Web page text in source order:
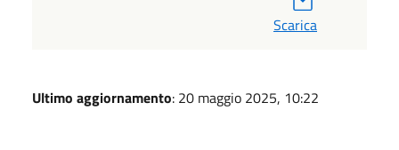
Scarica
Ultimo aggiornamento: 20 maggio 2025, 10:22